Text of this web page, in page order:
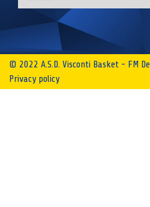
© 2022 A.S.D. Visconti Basket - FM
Privacy policy